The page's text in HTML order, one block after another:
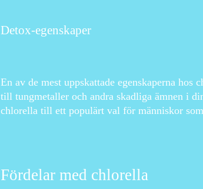
Detox-egenskaper
En av de mest uppskattade egenskaperna
till tungmetaller och andra skadliga ämnen i
chlorella till ett populärt val för människor
Fördelar med chlorella